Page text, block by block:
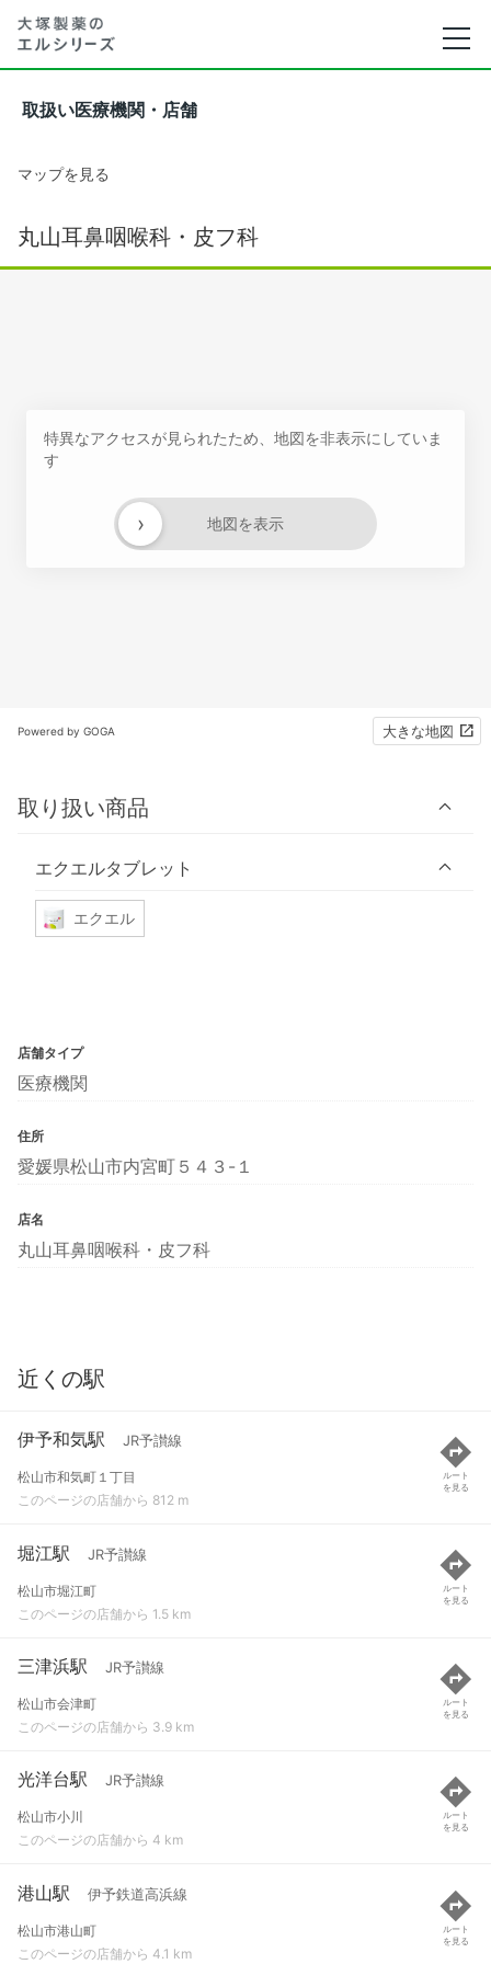
取扱い医療機関・店舗
マップを見る
丸山耳鼻咽喉科・皮フ科
特異なアクセスが見られたため、地図を非表示にしていま
す
地図を表示
›
Powered by GOGA 大きな地図
取り扱い商品
エクエルタブレット
エクエル
店舗タイプ
医療機関
住所
愛媛県松山市内宮町５４３-１
店名
丸山耳鼻咽喉科・皮フ科
近くの駅
伊予和気駅 JR予讃線
松山市和気町１丁目
このページの店舗から 812 m
ルート
を見る
堀江駅 JR予讃線
松山市堀江町
このページの店舗から 1.5 km
ルート
を見る
三津浜駅 JR予讃線
松山市会津町
このページの店舗から 3.9 km
ルート
を見る
光洋台駅 JR予讃線
松山市小川
このページの店舗から 4 km
ルート
を見る
港山駅 伊予鉄道高浜線
松山市港山町
このページの店舗から 4.1 km
ルート
を見る